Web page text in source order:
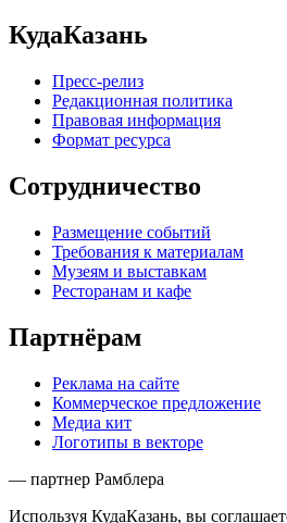
КудаКазань
Пресс-релиз
Редакционная политика
Правовая информация
Формат ресурса
Сотрудничество
Размещение событий
Требования к материалам
Музеям и выставкам
Ресторанам и кафе
Партнёрам
Реклама на сайте
Коммерческое предложение
Медиа кит
Логотипы в векторе
— партнер Рамблера
Используя КудаКазань, вы